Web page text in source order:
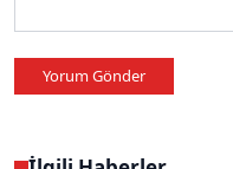
Yorum Gönder